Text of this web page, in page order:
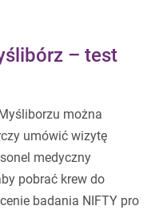
– test
można
umówić wizytę
medyczny
pobrać krew do
badania NIFTY pro